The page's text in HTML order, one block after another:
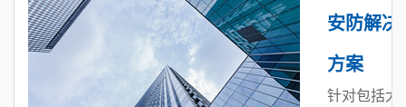
安防解决
方案
针对包括大